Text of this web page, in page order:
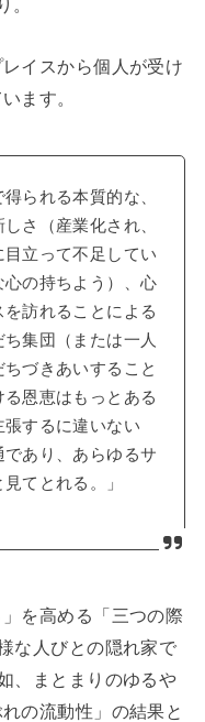
。
イスから個人が受け
ます。
られる本質的な、
さ（産業化され、
立って不足してい
の持ちよう）、心
訪れることによる
集団（または一人
づきあいすること
恩恵はもっとある
するに違いない
あり、あらゆるサ
てとれる。」
を高める「三つの際
な人びとの隠れ家で
、まとまりのゆるや
の流動性」の結果と